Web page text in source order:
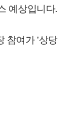
예상입니다.
참여가 '상당